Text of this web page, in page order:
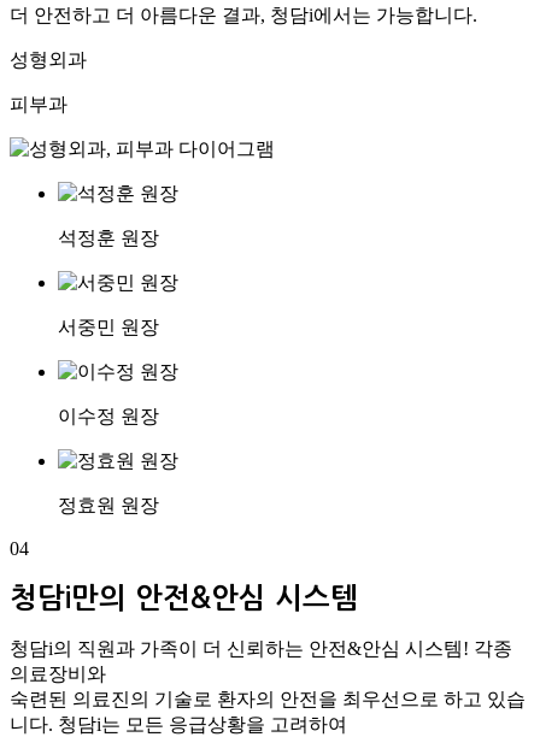
더 안전하고 더 아름다운 결과, 청담i에서는 가능합니다.
성형외과
피부과
석정훈 원장
서중민 원장
이수정 원장
정효원 원장
04
청담i만의 안전&안심 시스템
청담i의 직원과 가족이 더 신뢰하는 안전&안심 시스템! 각종
의료장비와
숙련된 의료진의 기술로 환자의 안전을 최우선으로 하고 있습
니다. 청담i는 모든 응급상황을 고려하여